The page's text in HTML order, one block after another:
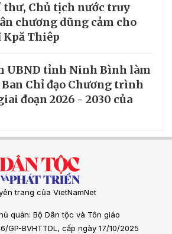
thư, Chủ tịch nước truy
chương dũng cảm cho
Kpă Thiêp
UBND tỉnh Ninh Bình làm
Chỉ đạo Chương trình
đoạn 2026 - 2030 của
trang của VietNamNet
quản: Bộ Dân tộc và Tôn giáo
GP-BVHTTDL, cấp ngày 17/10/2025